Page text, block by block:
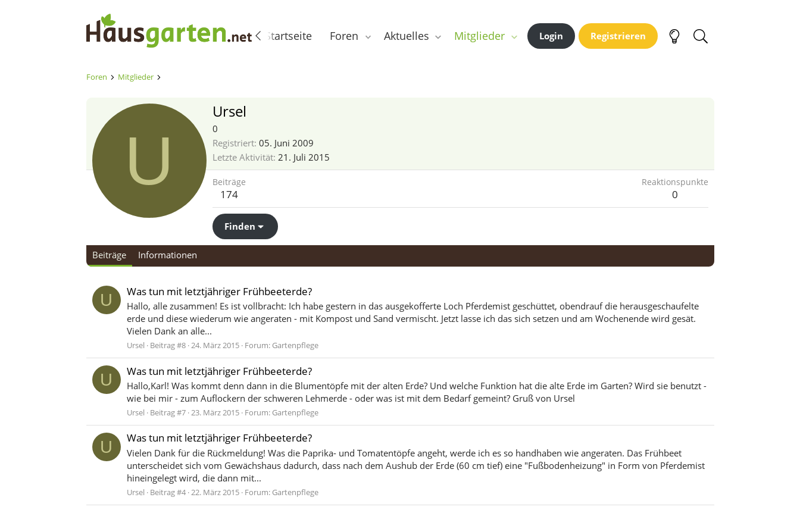
Startseite Foren Aktuelles Mitglieder Login Registrieren
Foren Mitglieder
U
Ursel
0
Registriert 05. Juni 2009
Letzte Aktivität 21. Juli 2015
Beiträge
174
Reaktionspunkte
0
Finden
Beiträge Informationen
U Was tun mit letztjähriger Frühbeeterde?
Hallo, alle zusammen! Es ist vollbracht: Ich habe gestern in das ausgekofferte Loch Pferdemist geschüttet, obendrauf die herausgeschaufelte
erde und diese wiederum wie angeraten - mit Kompost und Sand vermischt. Jetzt lasse ich das sich setzen und am Wochenende wird gesät.
Vielen Dank an alle...
Ursel Beitrag #8 24. März 2015 Forum: Gartenpflege
U Was tun mit letztjähriger Frühbeeterde?
Hallo,Karl! Was kommt denn dann in die Blumentöpfe mit der alten Erde? Und welche Funktion hat die alte Erde im Garten? Wird sie benutzt -
wie bei mir - zum Auflockern der schweren Lehmerde - oder was ist mit dem Bedarf gemeint? Gruß von Ursel
Ursel Beitrag #7 23. März 2015 Forum: Gartenpflege
U Was tun mit letztjähriger Frühbeeterde?
Vielen Dank für die Rückmeldung! Was die Paprika- und Tomatentöpfe angeht, werde ich es so handhaben wie angeraten. Das Frühbeet
unterscheidet sich vom Gewächshaus dadurch, dass nach dem Aushub der Erde (60 cm tief) eine "Fußbodenheizung" in Form von Pferdemist
hineingelegt wird, die dann mit...
Ursel Beitrag #4 22. März 2015 Forum: Gartenpflege